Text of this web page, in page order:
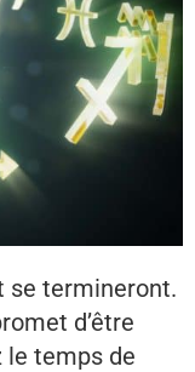
se termineront.
d’être
le temps de